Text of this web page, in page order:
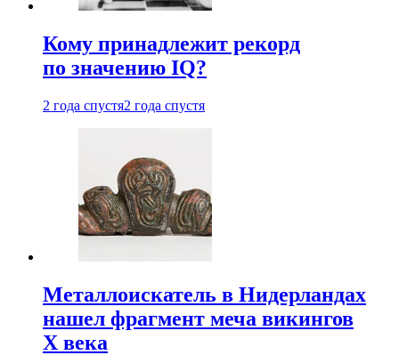
Кому принадлежит рекорд
по значению IQ?
2 года спустя2 года спустя
Металлоискатель в Нидерландах
нашел фрагмент меча викингов
X века